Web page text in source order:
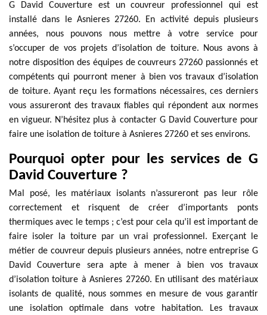
G David Couverture est un couvreur professionnel qui est
installé dans le Asnieres 27260. En activité depuis plusieurs
années, nous pouvons nous mettre à votre service pour
s’occuper de vos projets d’isolation de toiture. Nous avons à
notre disposition des équipes de couvreurs 27260 passionnés et
compétents qui pourront mener à bien vos travaux d’isolation
de toiture. Ayant reçu les formations nécessaires, ces derniers
vous assureront des travaux fiables qui répondent aux normes
en vigueur. N’hésitez plus à contacter G David Couverture pour
faire une isolation de toiture à Asnieres 27260 et ses environs.
Pourquoi opter pour les services de G
David Couverture ?
Mal posé, les matériaux isolants n’assureront pas leur rôle
correctement et risquent de créer d’importants ponts
thermiques avec le temps ; c’est pour cela qu’il est important de
faire isoler la toiture par un vrai professionnel. Exerçant le
métier de couvreur depuis plusieurs années, notre entreprise G
David Couverture sera apte à mener à bien vos travaux
d’isolation toiture à Asnieres 27260. En utilisant des matériaux
isolants de qualité, nous sommes en mesure de vous garantir
une isolation optimale dans votre habitation. Les travaux